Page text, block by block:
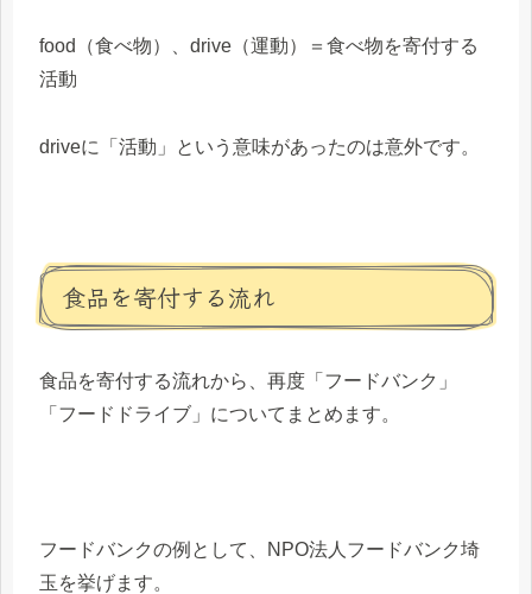
food（食べ物）、drive（運動）＝食べ物を寄付する
活動
driveに「活動」という意味があったのは意外です。
食品を寄付する流れ
食品を寄付する流れから、再度「フードバンク」
「フードドライブ」についてまとめます。
フードバンクの例として、NPO法人フードバンク埼
玉を挙げます。